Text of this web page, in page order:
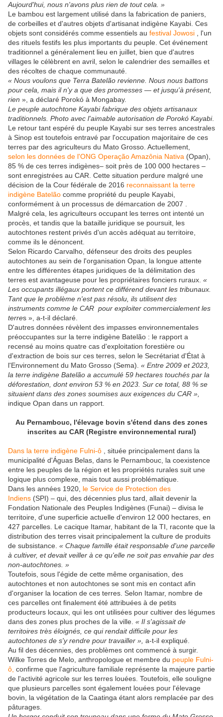
Aujourd'hui, nous n'avons plus rien de tout cela. »
Le bambou est largement utilisé dans la fabrication de paniers,
de corbeilles et d'autres objets d'artisanat indigène Kayabi. Ces
objets sont considérés comme essentiels au festival Jowosi
, l'un
des rituels festifs les plus importants du peuple. Cet événement
traditionnel a généralement lieu en juillet, bien que d'autres
villages le célèbrent en avril, selon le calendrier des semailles et
des récoltes de chaque communauté.
« Nous voulons que Terra Batelão revienne. Nous nous battons
pour cela, mais il n'y a que des promesses — et jusqu'à présent,
rien », a déclaré Porokó à Mongabay.
Le peuple autochtone Kayabi fabrique des objets artisanaux
traditionnels. Photo avec l'aimable autorisation de Porokó Kayabi.
Le retour tant espéré du peuple Kayabi sur ses terres ancestrales
à Sinop est toutefois entravé par l'occupation majoritaire de ces
terres par des agriculteurs du Mato Grosso. Actuellement,
selon les données de l'ONG Operação Amazônia Nativa (Opan),
85 % de ces terres indigènes– soit près de 100 000 hectares –
sont enregistrées au CAR. Cette situation perdure malgré une
décision de la Cour fédérale de 2016 reconnaissant la terre
indigène Batelão comme propriété du peuple Kayabi,
conformément à un processus de démarcation de 2007 .
Malgré cela, les agriculteurs occupant les terres ont intenté un
procès, et tandis que la bataille juridique se poursuit, les
autochtones restent privés d'un accès adéquat au territoire,
comme ils le dénoncent.
Selon Ricardo Carvalho, défenseur des droits des peuples
autochtones au sein de l'organisation Opan, la longue attente
entre les différentes étapes juridiques de la délimitation des
terres est avantageuse pour les propriétaires fonciers ruraux. «
Les occupants illégaux portent ce différend devant les tribunaux.
Tant que le problème n'est pas résolu, ils utilisent des
instruments comme le CAR pour exploiter commercialement les
terres », a-t-il déclaré.
D'autres données révèlent des impasses environnementales
préoccupantes sur la terre indigène Batelão : le rapport a
recensé au moins quatre cas d'exploitation forestière ou
d'extraction de bois sur ces terres, selon le Secrétariat d'État à
l'Environnement du Mato Grosso (Sema). « Entre 2009 et 2023,
la terre indigène Batelão a accumulé 59 hectares touchés par la
déforestation, dont environ 53 % en 2023. Sur ce total, 88 % se
situaient dans des zones soumises aux exigences du CAR »,
indique Opan dans un rapport.
Au Pernambouc, l'élevage bovin s'étend dans des zones
inscrites au CAR (Registre environnemental rural)
Dans la terre indigène Fulni-ô , située principalement dans la
municipalité d'Águas Belas, dans le Pernambouc, la coexistence
entre les peuples de la région et les propriétés rurales suit une
logique plus complexe, mais tout aussi problématique.
Dans les années 1920, le Service de Protection des
Indiens (SPI) – qui, des décennies plus tard, allait devenir la
Fondation Nationale des Peuples Indigènes (Funai) – divisa le
territoire, d'une superficie actuelle d'environ 12 000 hectares, en
427 parcelles. Le cacique Itamar, habitant de la TI, raconte que la
distribution des terres visait principalement la culture de produits
de subsistance. « Chaque famille était responsable d'une parcelle
à cultiver, et devait veiller à ce qu'elle ne soit pas envahie par des
non-autochtones. »
Toutefois, sous l'égide de cette même organisation, des
autochtones et non autochtones se sont mis en contact afin
d'organiser la location de ces terres. Selon Itamar, nombre de
ces parcelles ont finalement été attribuées à de petits
producteurs locaux, qui les ont utilisées pour cultiver des légumes
dans des zones plus proches de la ville. « Il s'agissait de
territoires très éloignés, ce qui rendait difficile pour les
autochtones de s'y rendre pour travailler », a-t-il expliqué.
Au fil des décennies, des problèmes ont commencé à surgir.
Wilke Torres de Melo, anthropologue et membre du peuple Fulni-
ô, confirme que l'agriculture familiale représente la majeure partie
de l'activité agricole sur les terres louées. Toutefois, elle souligne
que plusieurs parcelles sont également louées pour l'élevage
bovin, la végétation de la Caatinga étant alors remplacée par des
pâturages.